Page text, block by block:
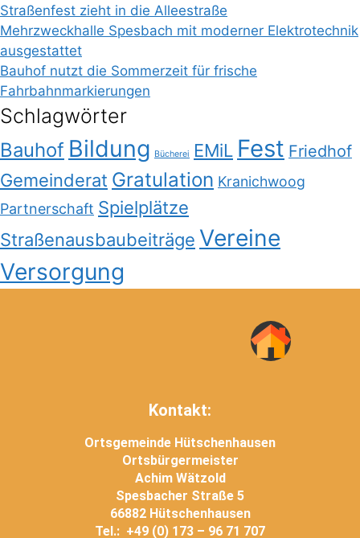
Straßenfest zieht in die Alleestraße
Mehrzweckhalle Spesbach mit moderner Elektrotechnik
ausgestattet
Bauhof nutzt die Sommerzeit für frische
Fahrbahnmarkierungen
Schlagwörter
Bauhof Bildung Bücherei EMiL Fest Friedhof
Gemeinderat Gratulation Kranichwoog
Partnerschaft Spielplätze
Straßenausbaubeiträge Vereine
Versorgung
Kontakt:
Ortsgemeinde Hütschenhausen
Ortsbürgermeister
Achim Wätzold
Spesbacher Straße 5
66882 Hütschenhausen
Tel.: +49 (0) 173 – 96 71 707